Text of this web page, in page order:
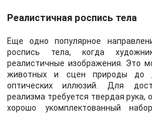
Реалистичная роспись тела
Еще одно популярное
роспись тела, когда
реалистичные изображения. Это
животных и сцен природы до
оптических иллюзий. Для
реализма требуется твердая рука,
хорошо укомплектованный